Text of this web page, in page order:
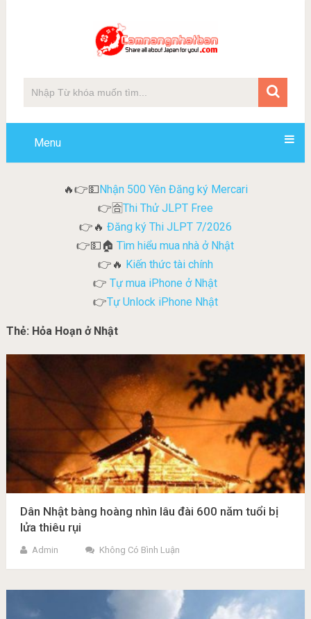
Menu
🔥👉💵Nhận 500 Yên Đăng ký Mercari
👉🈴Thi Thử JLPT Free
👉🔥 Đăng ký Thi JLPT 7/2026
👉💵🏠Tìm hiểu mua nhà ở Nhật
👉🔥 Kiến thức tài chính
👉 Tự mua iPhone ở Nhật
👉Tự Unlock iPhone Nhật
Thẻ: Hỏa Hoạn ở Nhật
Dân Nhật bàng hoàng nhìn lâu đài 600 năm tuổi bị
lửa thiêu rụi
Admin Không Có Bình Luận